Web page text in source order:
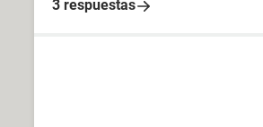
3 respuestas